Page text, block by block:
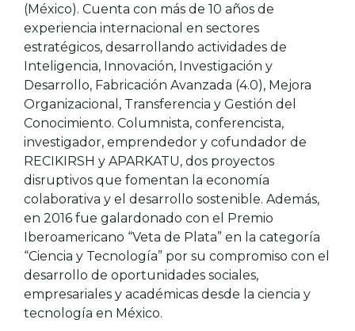
(México). Cuenta con más de 10 años de
experiencia internacional en sectores
estratégicos, desarrollando actividades de
Inteligencia, Innovación, Investigación y
Desarrollo, Fabricación Avanzada (4.0), Mejora
Organizacional, Transferencia y Gestión del
Conocimiento. Columnista, conferencista,
investigador, emprendedor y cofundador de
RECIKIRSH y APARKATU, dos proyectos
disruptivos que fomentan la economía
colaborativa y el desarrollo sostenible. Además,
en 2016 fue galardonado con el Premio
Iberoamericano “Veta de Plata” en la categoría
“Ciencia y Tecnología” por su compromiso con el
desarrollo de oportunidades sociales,
empresariales y académicas desde la ciencia y
tecnología en México.